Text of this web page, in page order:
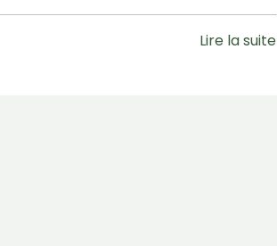
Lire la suite